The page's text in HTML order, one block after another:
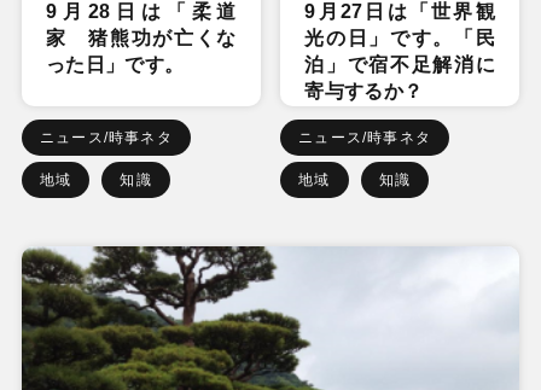
9月28日は「柔道
家 猪熊功が亡くな
った日」です。
ニュース/時事ネタ
地域 知識
9月27日は「世界観
光の日」です。「民
泊」で宿不足解消に
寄与するか？
ニュース/時事ネタ
地域 知識